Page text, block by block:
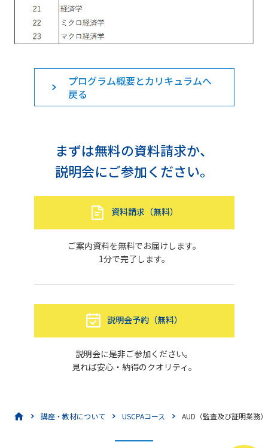
プログラム概要とカリキュラムへ
戻る
まずは無料の資料請求か、
説明会にご参加ください。
資料請求（無料）
ご案内資料を無料でお届けします。
1分で完了します。
説明会予約（無料）
説明会に是非ご参加ください。
見れば安心・納得のクオリティ。
講座・教材について USCPAコース AUD（監査及び証明業務）